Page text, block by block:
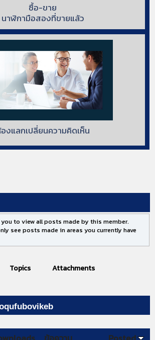
ซื้อ-ขาย
นาฬิกามือสองที่ขายแล้ว
งแลกเปลี่ยนความคิดเห็น
to view all posts made by this member.
see posts made in areas you currently have
Topics Attachments